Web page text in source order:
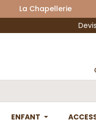
Chapellerie
ENFANT